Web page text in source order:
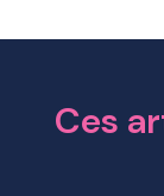
Ces